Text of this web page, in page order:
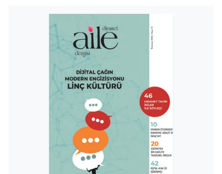
Uşak Müftülüğü
Van Müftülüğü
Yalova Müftülüğü
Yozgat Müftülüğü
Zonguldak Müftülüğü